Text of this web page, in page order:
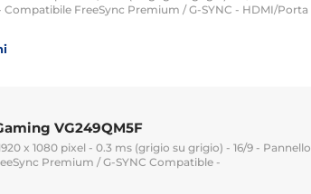
Compatibile FreeSync Premium / G-SYNC - HDMI/Porta
VG249QM5F
x 1080 pixel - 0.3 ms (grigio su grigio) - 16/9 - Pannello
Premium / G-SYNC Compatible -